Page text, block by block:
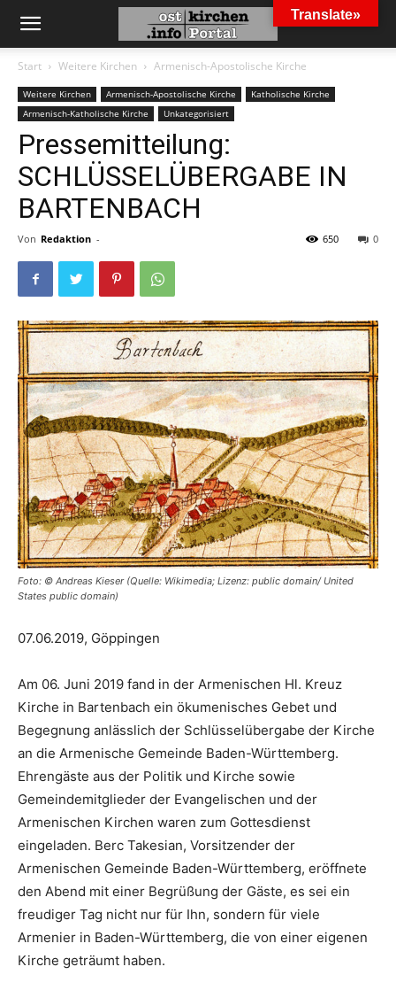
Start Weitere Kirchen Armenisch-Apostolische Kirche
Weitere Kirchen Armenisch-Apostolische Kirche
Katholische Kirche
Armenisch-Katholische Kirche
Unkategorisiert
Pressemitteilung:
SCHLÜSSELÜBERGABE IN
BARTENBACH
Von Redaktion - 0
650
Foto: © Andreas Kieser (Quelle: Wikimedia; Lizenz: public domain/ United
States public domain)
07.06.2019, Göppingen
Am 06. Juni 2019 fand in der Armenischen Hl. Kreuz
Kirche in Bartenbach ein ökumenisches Gebet und
Begegnung anlässlich der Schlüsselübergabe der Kirche
an die Armenische Gemeinde Baden-Württemberg.
Ehrengäste aus der Politik und Kirche sowie
Gemeindemitglieder der Evangelischen und der
Armenischen Kirchen waren zum Gottesdienst
eingeladen. Berc Takesian, Vorsitzender der
Armenischen Gemeinde Baden-Württemberg, eröffnete
den Abend mit einer Begrüßung der Gäste, es sei ein
freudiger Tag nicht nur für Ihn, sondern für viele
Armenier in Baden-Württemberg, die von einer eigenen
Kirche geträumt haben.
Translate»